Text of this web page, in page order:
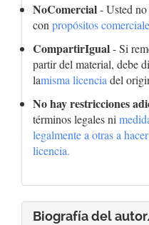
NoComercial- Usted
conpropósitos
CompartirIgual- Si
partir del material, debe
lamisma licenciadel
No hay restricciones
términos legales ni
legalmente a otras a
licencia.
Biografía del